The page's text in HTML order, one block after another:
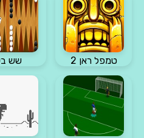
טמפל ראן 2 שש